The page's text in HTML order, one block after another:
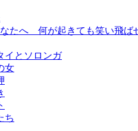
たへ 何が起きても笑い飛ば
とソロンガ
女
ち